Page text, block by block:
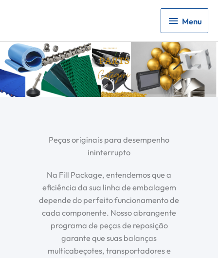
Menu
Menu
Peças originais para desempenho
ininterrupto
Na Fill Package, entendemos que a
eficiência da sua linha de embalagem
depende do perfeito funcionamento de
cada componente. Nosso abrangente
programa de peças de reposição
garante que suas balanças
multicabeçotes, transportadores e